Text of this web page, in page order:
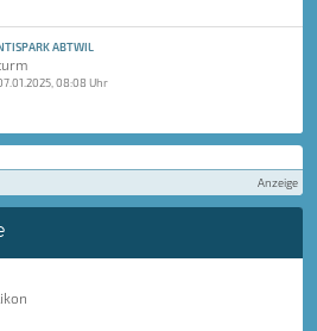
ABTWIL
08:08 Uhr
Anzeige